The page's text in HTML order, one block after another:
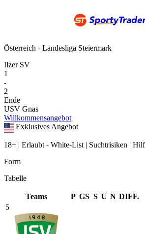
Österreich - Landesliga Steiermark
Ilzer SV
1
-
2
Ende
USV Gnas
Willkommensangebot
Exklusives Angebot
18+ | Erlaubt - White-List | Suchtrisiken |
Form
Tabelle
Teams P GS S U N DIFF.
5